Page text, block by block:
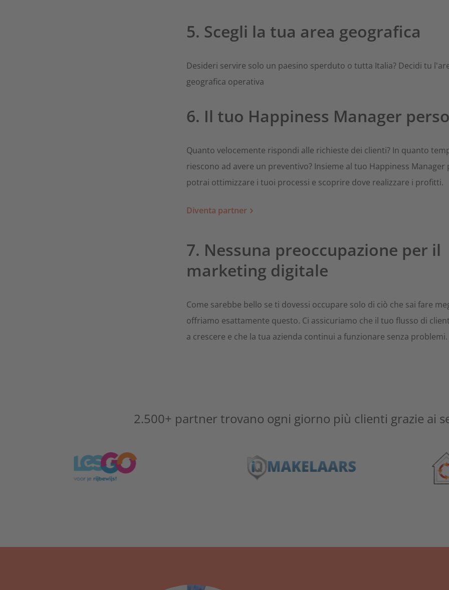
5. Scegli la tua area geografica
Desideri servire solo un paesino sperduto o tutta Italia? Decidi tu
geografica operativa
6. Il tuo Happiness Manager
Quanto velocemente rispondi alle richieste dei clienti? In quanto
riescono ad avere un preventivo? Insieme al tuo Happiness Manager
potrai ottimizzare i tuoi processi e scoprire dove realizzare i profitti.
Diventa partner
7. Nessuna preoccupazione per il
marketing digitale
Come sarebbe bello se ti dovessi occupare solo di ciò che sai fare
offriamo esattamente questo. Ci assicuriamo che il tuo flusso di
a crescere e che la tua azienda continui a funzionare senza problemi.
2.500+ partner trovano ogni giorno più clienti grazie ai